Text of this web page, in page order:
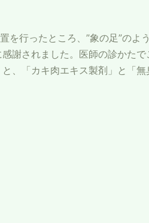
を行ったところ、”象の足”のよ
謝されました。医師の診かたで
、「カキ肉エキス製剤」と「